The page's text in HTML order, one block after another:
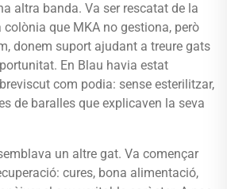
altra banda. Va ser rescatat de la
que MKA no gestiona, però
donem suport ajudant a treure gats
En Blau havia estat
com podia: sense esterilitzar,
de baralles que explicaven la seva
un altre gat. Va començar
cures, bona alimentació,